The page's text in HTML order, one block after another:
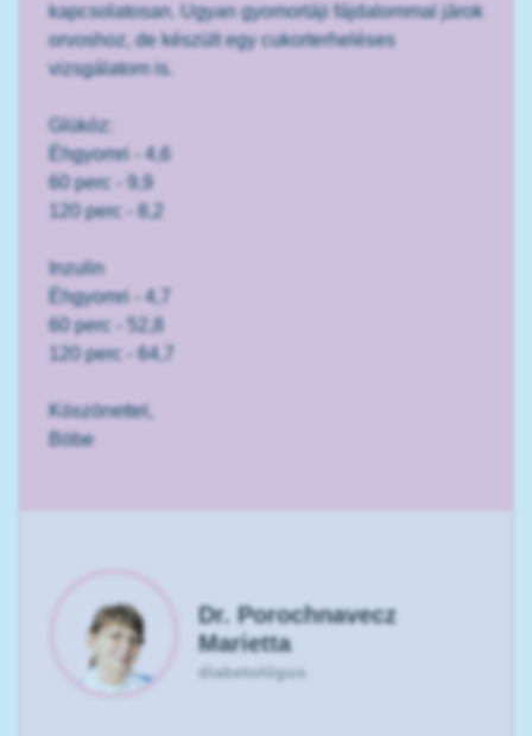
kapcsolatosan. Ugyan gyomortáji fájdalommal járok
orvoshoz, de készült egy cukorterheléses
vizsgálatom is.
Glükóz:
Éhgyomri - 4,6
60 perc - 9,9
120 perc - 8,2
Inzulin
Éhgyomri - 4,7
60 perc - 52,8
120 perc - 64,7
Köszönettel,
Böbe
Dr. Porochnavecz
Marietta
diabetológus